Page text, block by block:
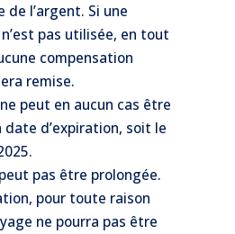
de l’argent. Si une
pas utilisée, en tout
compensation
remise.
peut en aucun cas être
date d’expiration, soit le
pas être prolongée.
pour toute raison
ne pourra pas être